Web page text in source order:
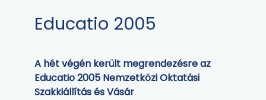
Educatio 2005
A hét végén került megrendezésre az
Educatio 2005 Nemzetközi Oktatási
Szakkiállítás és Vásár